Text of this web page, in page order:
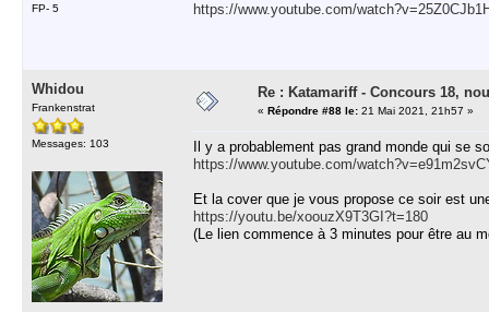
FP- 5 https://www.youtube.com/
Whidou
Frankenstrat
Messages: 103
Re : Katamariff - Concours 18,
« Répondre #88 le: 21 Mai 2021, 21h57 »
Il y a probablement pas grand monde qui se
https://www.youtube.com/
Et la cover que je vous propose ce soir est
https://youtu.be/xoouzX9T3GI?t=180
(Le lien commence à 3 minutes pour être au